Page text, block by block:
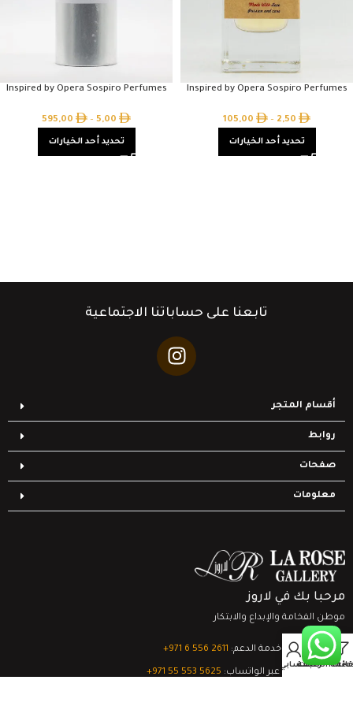
Inspired by Opera Sospiro Perfumes
2,50
–
105,00
تحديد أحد الخيارات
Inspired by Opera Sospiro Perfumes
5,00
–
595,00
تحديد أحد الخيارات
تابعنا على حساباتنا الاجتماعية
أقسام المتجر
روابط
صفحات
معلومات
مرحبا بك في لاروز
موطن الفخامة والإبداع والابتكار
تواصل مع خدمة الدعم: ‎+971 6 556 2611
الدعم الفني عبر الواتساب: ‎+971 55 553 5625
قائمة الرغبات
0
السلةحسابي